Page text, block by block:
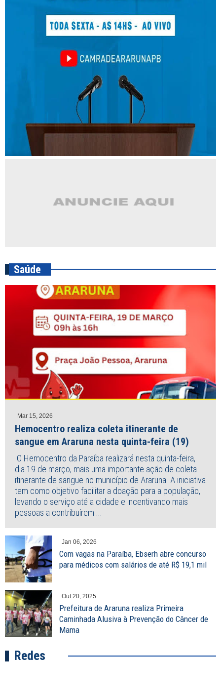
Saúde
Mar 15, 2026
Hemocentro realiza coleta itinerante de
sangue em Araruna nesta quinta-feira (19)
O Hemocentro da Paraíba realizará nesta quinta-feira,
dia 19 de março, mais uma importante ação de coleta
itinerante de sangue no município de Araruna. A iniciativa
tem como objetivo facilitar a doação para a população,
levando o serviço até a cidade e incentivando mais
pessoas a contribuírem ...
Jan 06, 2026
Com vagas na Paraíba, Ebserh abre concurso
para médicos com salários de até R$ 19,1 mil
Out 20, 2025
Prefeitura de Araruna realiza Primeira
Caminhada Alusiva à Prevenção do Câncer de
Mama
Redes